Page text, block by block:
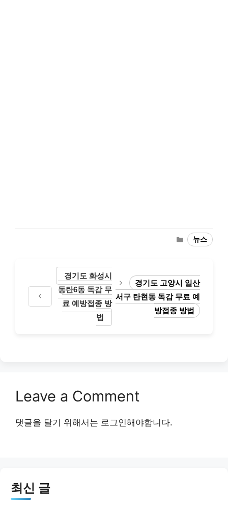
Categories
뉴스
경기도 화성시
동탄6동 독감 무
료 예방접종 방
법
경기도 고양시 일산
서구 탄현동 독감 무료 예
방접종 방법
Leave a Comment
댓글을 달기 위해서는 로그인해야합니다.
최신 글